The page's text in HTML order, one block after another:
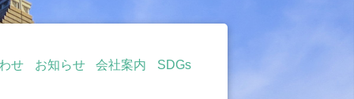
せ お知らせ 会社案内 SDGs